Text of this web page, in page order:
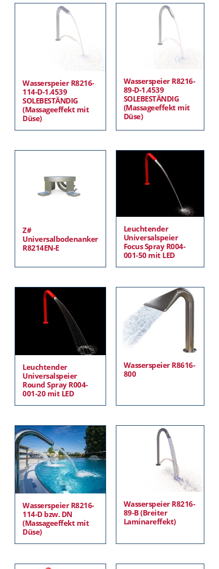
Wasserspeier R8216-
114-D-1.4539
SOLEBESTÄNDIG
(Massageeffekt mit
Düse)
Wasserspeier R8216-
89-D-1.4539
SOLEBESTÄNDIG
(Massageeffekt mit
Düse)
Z#
Universalbodenanker
R8214EN-E
Leuchtender
Universalspeier
Focus Spray R004-
001-50 mit LED
Leuchtender
Universalspeier
Round Spray R004-
001-20 mit LED
Wasserspeier R8616-
800
Wasserspeier R8216-
114-D bzw. DN
(Massageeffekt mit
Düse)
Wasserspeier R8216-
89-B (Breiter
Laminareffekt)